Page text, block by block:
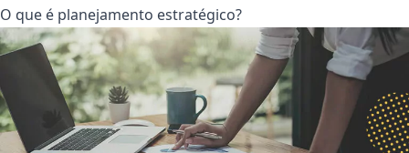
O que é planejamento estratégico?